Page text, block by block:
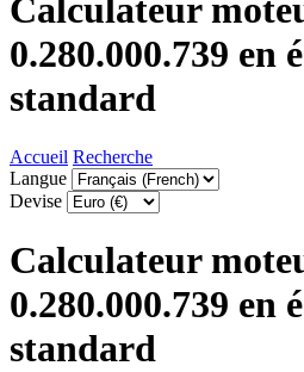
Calculateur
0.280.000.739 en
standard
Accueil Recherche
Langue
Devise
Calculateur
0.280.000.739 en
standard